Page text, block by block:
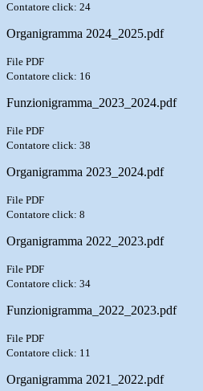
Contatore click: 24
Organigramma 2024_2025.pdf
File PDF
Contatore click: 16
Funzionigramma_2023_2024.pdf
File PDF
Contatore click: 38
Organigramma 2023_2024.pdf
File PDF
Contatore click: 8
Organigramma 2022_2023.pdf
File PDF
Contatore click: 34
Funzionigramma_2022_2023.pdf
File PDF
Contatore click: 11
Organigramma 2021_2022.pdf